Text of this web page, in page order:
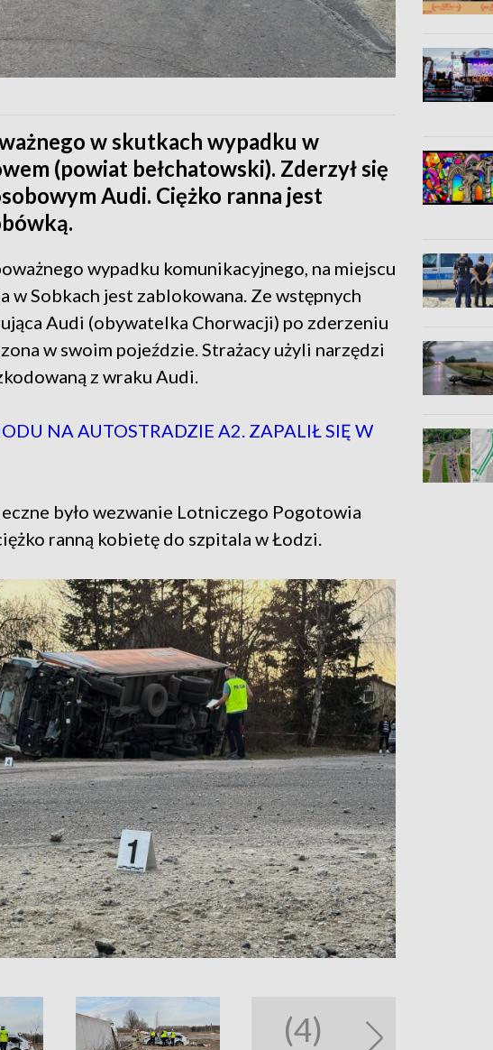
w skutkach wypadku w
(powiat bełchatowski). Zderzył się
Audi. Ciężko ranna jest
wypadku komunikacyjnego, na miejscu
w Sobkach jest zablokowana. Ze wstępnych
Audi (obywatelka Chorwacji) po zderzeniu
w swoim pojeździe. Strażacy użyli narzędzi
z wraku Audi.
NA AUTOSTRADZIE A2. ZAPALIŁ SIĘ W
było wezwanie Lotniczego Pogotowia
ranną kobietę do szpitala w Łodzi.
(4)